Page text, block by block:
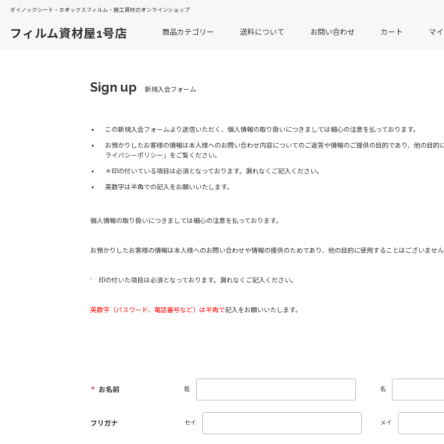
ダイノックシート・ネオックスフィルム・施工資材のオンラインショップ
フィルム資材屋1号店 商品カテゴリー 送料について お問い合わせ カート マ
Sign up 新規入会フォーム
この新規入会フォームより送信いただく、個人情報の取り扱いにつきましては細心の注意を払っております。
お預かりしたお客様の情報は本人様へのお問い合わせ内容についてのご返答や情報のご提供の目的であり、他の目
ライバシーポリシー」をご覧ください。
＊印の付いている項目は必須となっております。漏れなくご記入ください。
英数字は半角での記入をお願いいたします。
個人情報の取り扱いにつきましては細心の注意を払っております。
お預かりしたお客様の情報は本人様へのお問い合わせや情報の提供のためであり、他の目的に使用することはございませ
* 印の付いた項目は必須となっております。漏れなくご記入ください。
英数字（パスワード、電話番号など）は半角で記入をお願いいたします。
＊ お名前 姓 名
フリガナ セイ メイ